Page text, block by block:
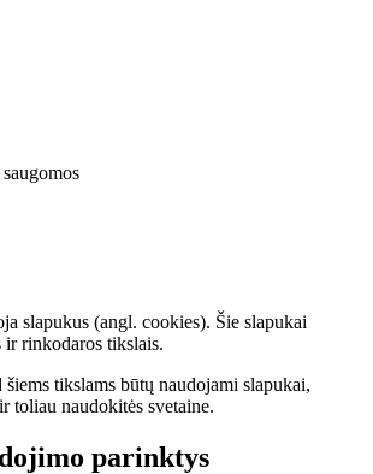
slapukus (angl. cookies). Šie slapukai
ir rinkodaros tikslais.
šiems tikslams būtų naudojami slapukai,
toliau naudokitės svetaine.
parinktys